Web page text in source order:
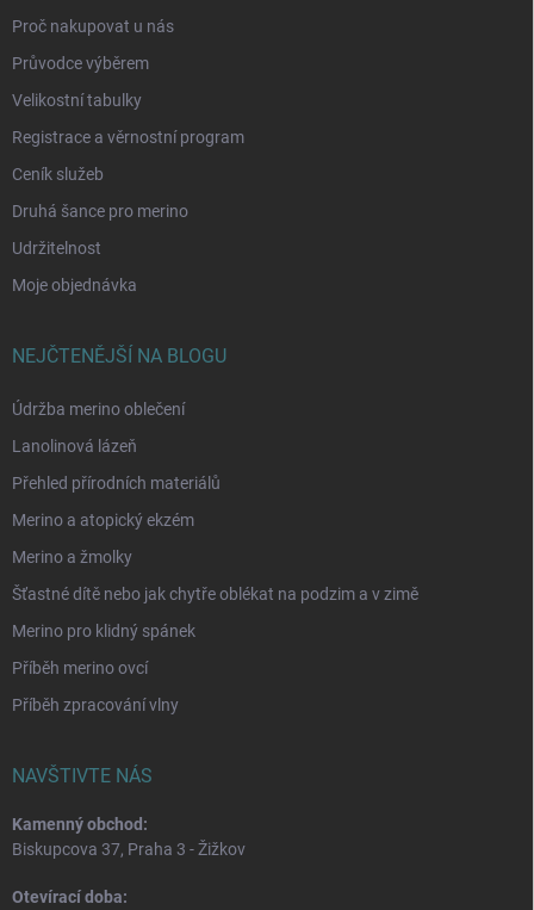
Proč nakupovat u nás
Průvodce výběrem
Velikostní tabulky
Registrace a věrnostní program
Ceník služeb
Druhá šance pro merino
Udržitelnost
Moje objednávka
NEJČTENĚJŠÍ NA BLOGU
Údržba merino oblečení
Lanolinová lázeň
Přehled přírodních materiálů
Merino a atopický ekzém
Merino a žmolky
Šťastné dítě nebo jak chytře oblékat na podzim a v zimě
Merino pro klidný spánek
Příběh merino ovcí
Příběh zpracování vlny
NAVŠTIVTE NÁS
Kamenný obchod:
Biskupcova 37, Praha 3 - Žižkov
Otevírací doba: